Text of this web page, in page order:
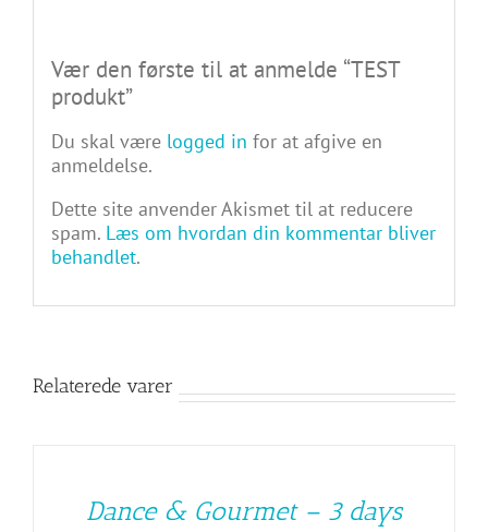
Vær den første til at anmelde “TEST
produkt”
Du skal være logged in for at afgive en
anmeldelse.
Dette site anvender Akismet til at reducere
spam. Læs om hvordan din kommentar bliver
behandlet.
Relaterede varer
Dance & Gourmet – 3 days